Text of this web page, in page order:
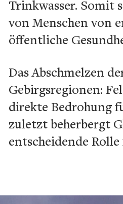
Trinkwasser. Somit
von Menschen von
öffentliche
Das Abschmelzen
Gebirgsregionen:
direkte Bedrohung
zuletzt beherbergt
entscheidende